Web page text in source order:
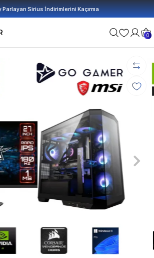
Parlayan Sirius İndirimlerini Kaçırma
0